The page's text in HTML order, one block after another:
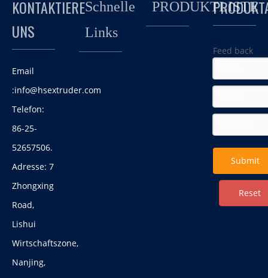
Um eine bessere Umgebung für den Machine-Test
auszuführen, verzierte die HAISI-Extrusion die Testlaufzone
Pierflaschenabfall Plastikrecycling Twin Screw
Extruder Machine
KONTAKTIERE
UNS
Email
:info@hsextruder.com
Telefon:
86-25-
52657506.
Adresse: 7
Zhongxing
Road,
Lishui
Wirtschaftszone,
Nanjing,
Schnelle
Links
PRODUKTLISTE
Feed back
Submit
Reset